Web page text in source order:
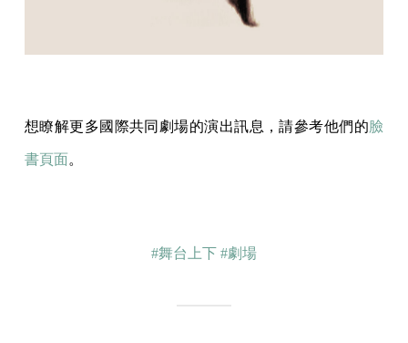
想瞭解更多國際共同劇場的演出訊息，請參考他們的臉
書頁面。
#舞台上下 #劇場